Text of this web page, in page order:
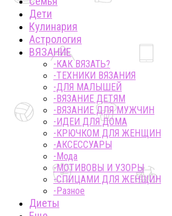
Дети
Кулинария
Астрология
ВЯЗАНИЕ
-КАК ВЯЗАТЬ?
-ТЕХНИКИ ВЯЗАНИЯ
-ДЛЯ МАЛЫШЕЙ
-ВЯЗАНИЕ ДЕТЯМ
-ВЯЗАНИЕ ДЛЯ МУЖЧИН
-ИДЕИ ДЛЯ ДОМА
-КРЮЧКОМ ДЛЯ ЖЕНЩИН
-AКСЕССУАРЫ
-Мода
-МОТИВОВЫ И УЗОРЫ
-СПИЦАМИ ДЛЯ ЖЕНЩИН
-Разное
Диеты